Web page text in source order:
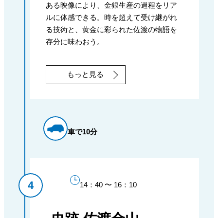
ある映像により、金銀生産の過程をリア
ルに体感できる。時を超えて受け継がれ
る技術と、黄金に彩られた佐渡の物語を
存分に味わおう。
もっと見る
車で10分
14：40 〜 16：10